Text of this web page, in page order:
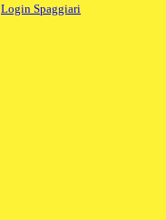
Login Spaggiari